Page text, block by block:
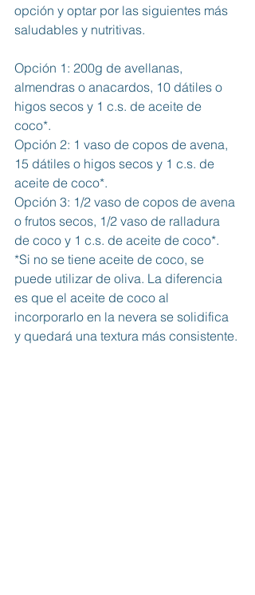
opción y optar por las siguientes más
saludables y nutritivas.
Opción 1: 200g de avellanas,
almendras o anacardos, 10 dátiles o
higos secos y 1 c.s. de aceite de
coco*.
Opción 2: 1 vaso de copos de avena,
15 dátiles o higos secos y 1 c.s. de
aceite de coco*.
Opción 3: 1/2 vaso de copos de avena
o frutos secos, 1/2 vaso de ralladura
de coco y 1 c.s. de aceite de coco*.
*Si no se tiene aceite de coco, se
puede utilizar de oliva. La diferencia
es que el aceite de coco al
incorporarlo en la nevera se solidifica
y quedará una textura más consistente.